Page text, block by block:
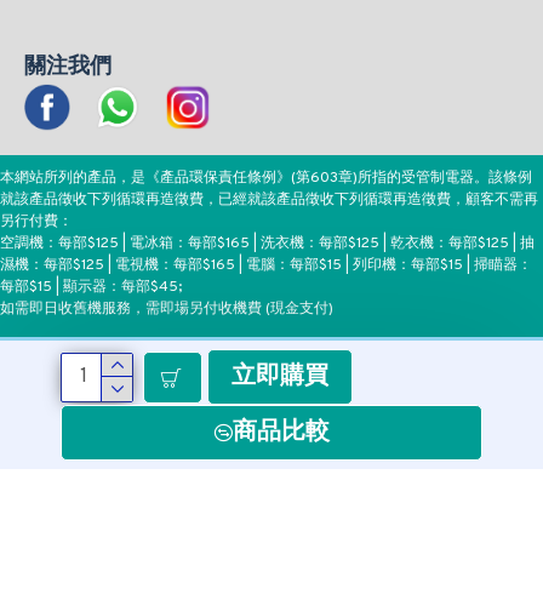
立即購買
商品比較
關注我們
本網站所列的產品，是《產品環保責任條例》(第603章)所指的受管制電器。該條例
就該產品徵收下列循環再造徵費，已經就該產品徵收下列循環再造徵費，顧客不需再
另行付費：
空調機：每部$125 | 電冰箱：每部$165 | 洗衣機：每部$125 | 乾衣機：每部$125 | 抽
濕機：每部$125 | 電視機：每部$165 | 電腦：每部$15 | 列印機：每部$15 | 掃瞄器：
每部$15 | 顯示器：每部$45;
如需即日收舊機服務，需即場另付收機費 (現金支付)